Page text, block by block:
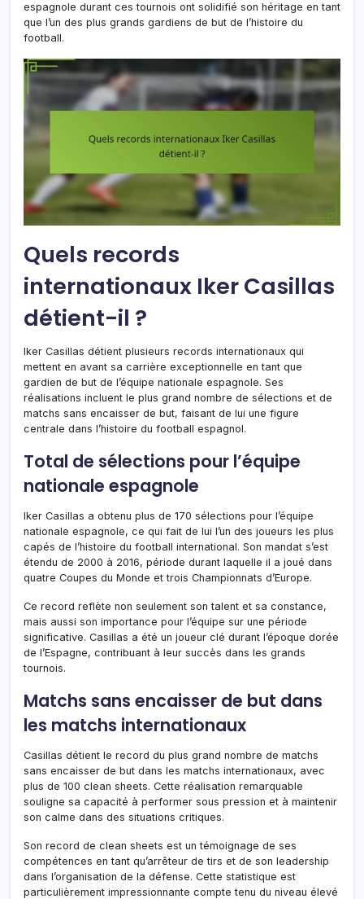
espagnole durant ces tournois ont solidifié son héritage en tant
que l’un des plus grands gardiens de but de l’histoire du
football.
Quels records
internationaux Iker Casillas
détient-il ?
Iker Casillas détient plusieurs records internationaux qui
mettent en avant sa carrière exceptionnelle en tant que
gardien de but de l’équipe nationale espagnole. Ses
réalisations incluent le plus grand nombre de sélections et de
matchs sans encaisser de but, faisant de lui une figure
centrale dans l’histoire du football espagnol.
Total de sélections pour l’équipe
nationale espagnole
Iker Casillas a obtenu plus de 170 sélections pour l’équipe
nationale espagnole, ce qui fait de lui l’un des joueurs les plus
capés de l’histoire du football international. Son mandat s’est
étendu de 2000 à 2016, période durant laquelle il a joué dans
quatre Coupes du Monde et trois Championnats d’Europe.
Ce record reflète non seulement son talent et sa constance,
mais aussi son importance pour l’équipe sur une période
significative. Casillas a été un joueur clé durant l’époque dorée
de l’Espagne, contribuant à leur succès dans les grands
tournois.
Matchs sans encaisser de but dans
les matchs internationaux
Casillas détient le record du plus grand nombre de matchs
sans encaisser de but dans les matchs internationaux, avec
plus de 100 clean sheets. Cette réalisation remarquable
souligne sa capacité à performer sous pression et à maintenir
son calme dans des situations critiques.
Son record de clean sheets est un témoignage de ses
compétences en tant qu’arrêteur de tirs et de son leadership
dans l’organisation de la défense. Cette statistique est
particulièrement impressionnante compte tenu du niveau élevé